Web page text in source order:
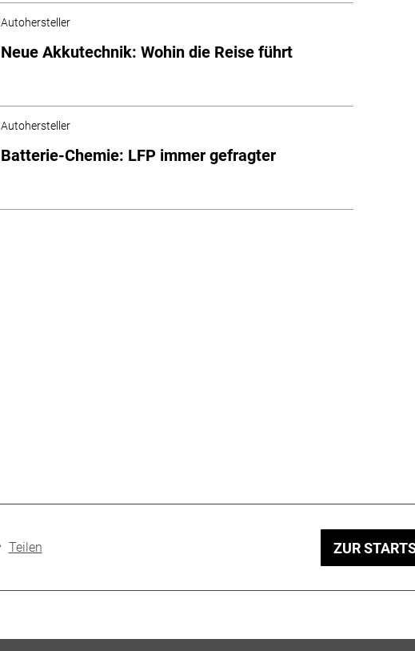
Autohersteller
Neue Akkutechnik: Wohin die Reise führt
Autohersteller
Batterie-Chemie: LFP immer gefragter
Teilen ZUR